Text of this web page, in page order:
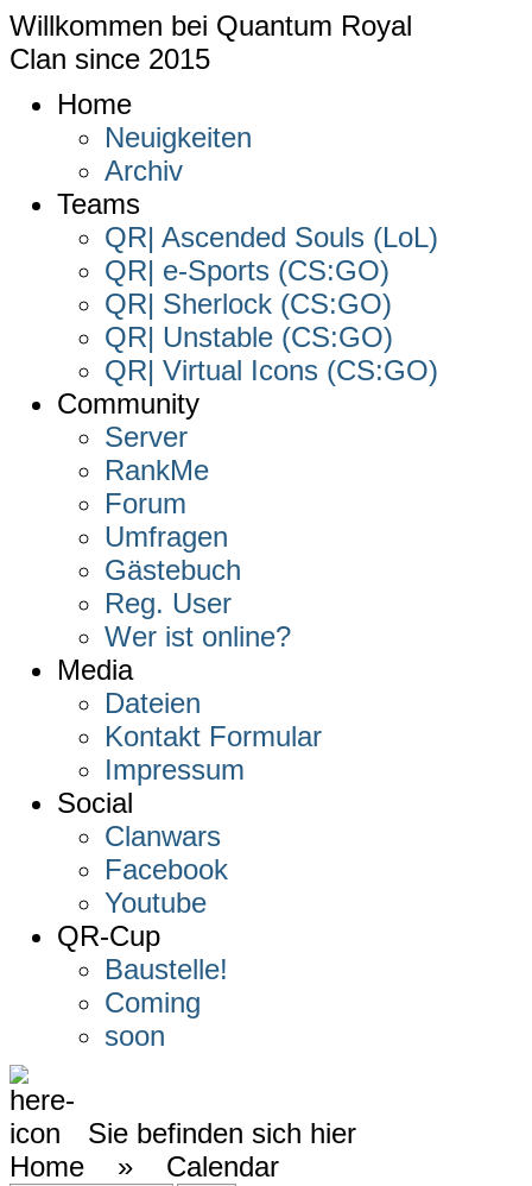
Willkommen bei Quantum Royal
Clan since 2015
Home
Neuigkeiten
Archiv
Teams
QR| Ascended Souls (LoL)
QR| e-Sports (CS:GO)
QR| Sherlock (CS:GO)
QR| Unstable (CS:GO)
QR| Virtual Icons (CS:GO)
Community
Server
RankMe
Forum
Umfragen
Gästebuch
Reg. User
Wer ist online?
Media
Dateien
Kontakt Formular
Impressum
Social
Clanwars
Facebook
Youtube
QR-Cup
Baustelle!
Coming
soon
Sie befinden sich hier
Home » Calendar